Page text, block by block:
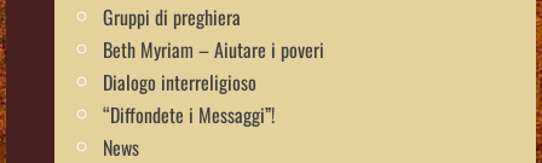
Gruppi di preghiera
Beth Myriam – Aiutare i poveri
Dialogo interreligioso
“Diffondete i Messaggi”!
News